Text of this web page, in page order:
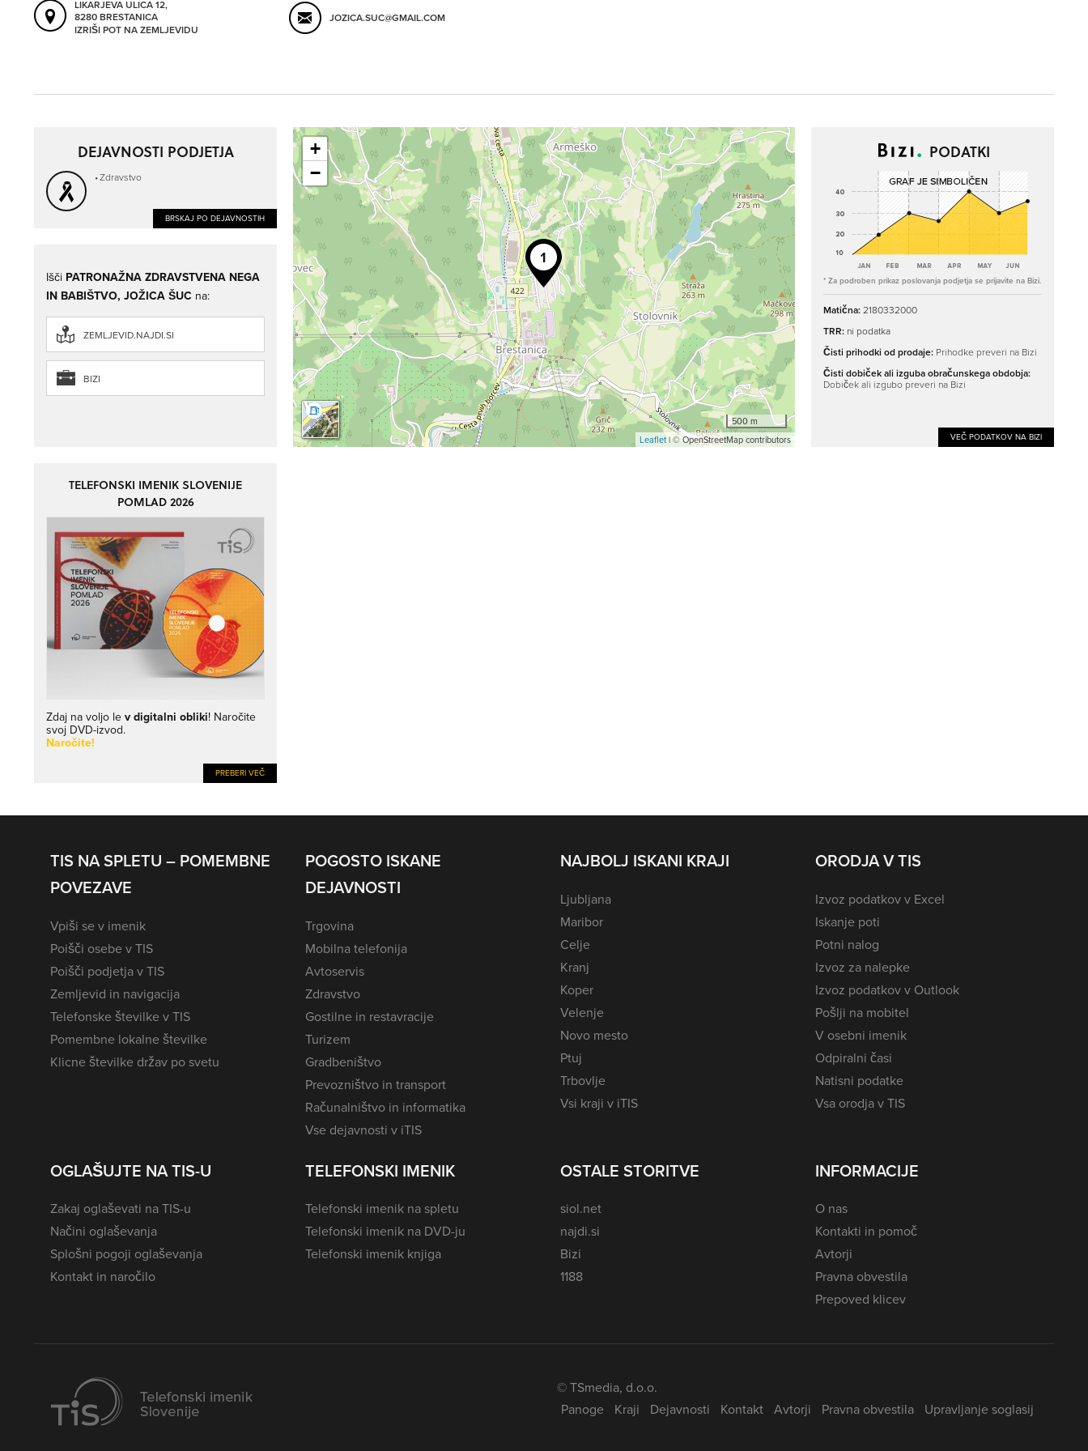
LIKARJEVA ULICA 12,
8280 BRESTANICA
IZRIŠI POT NA ZEMLJEVIDU
JOZICA.SUC@GMAIL.COM
DEJAVNOSTI PODJETJA
Zdravstvo
BRSKAJ PO DEJAVNOSTIH
+
−
500 m
Leaflet| © OpenStreetMap contributors
PODATKI
* Za podroben prikaz poslovanja podjetja se prijavite na Bizi.
Matična:2180332000
TRR: ni podatka
Čisti prihodki od prodaje: Prihodke preveri na Bizi
Čisti dobiček ali izguba obračunskega obdobja:
Dobiček ali izgubo preveri na Bizi
VEČ PODATKOV NA BIZI
Išči PATRONAŽNA ZDRAVSTVENA NEGA
IN BABIŠTVO, JOŽICA ŠUC na:
ZEMLJEVID.NAJDI.SI
BIZI
TELEFONSKI IMENIK SLOVENIJE
POMLAD 2026
Zdaj na voljo lev digitalni obliki! Naročite
svoj DVD-izvod.
Naročite!
PREBERI VEČ
TIS NA SPLETU – POMEMBNE
POVEZAVE
Vpiši se v imenik
Poišči osebe v TIS
Poišči podjetja v TIS
Zemljevid in navigacija
Telefonske številke v TIS
Pomembne lokalne številke
Klicne številke držav po svetu
POGOSTO ISKANE
DEJAVNOSTI
Trgovina
Mobilna telefonija
Avtoservis
Zdravstvo
Gostilne in restavracije
Turizem
Gradbeništvo
Prevozništvo in transport
Računalništvo in informatika
Vse dejavnosti v iTIS
NAJBOLJ ISKANI KRAJI
Ljubljana
Maribor
Celje
Kranj
Koper
Velenje
Novo mesto
Ptuj
Trbovlje
Vsi kraji v iTIS
ORODJA V TIS
Izvoz podatkov v Excel
Iskanje poti
Potni nalog
Izvoz za nalepke
Izvoz podatkov v Outlook
Pošlji na mobitel
V osebni imenik
Odpiralni časi
Natisni podatke
Vsa orodja v TIS
OGLAŠUJTE NA TIS-U
Zakaj oglaševati na TIS-u
Načini oglaševanja
Splošni pogoji oglaševanja
Kontakt in naročilo
TELEFONSKI IMENIK
Telefonski imenik na spletu
Telefonski imenik na DVD-ju
Telefonski imenik knjiga
OSTALE STORITVE
siol.net
najdi.si
Bizi
1188
INFORMACIJE
O nas
Kontakti in pomoč
Avtorji
Pravna obvestila
Prepoved klicev
© TSmedia, d.o.o.
Panoge
Kraji Dejavnosti Kontakt Avtorji Pravna obvestila Upravljanje soglasij